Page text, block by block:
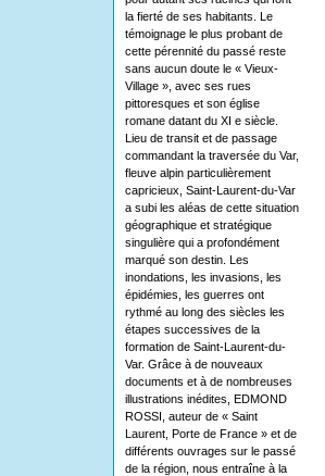
la fierté de ses habitants. Le
témoignage le plus probant de
cette pérennité du passé reste
sans aucun doute le « Vieux-
Village », avec ses rues
pittoresques et son église
romane datant du XI e siècle.
Lieu de transit et de passage
commandant la traversée du Var,
fleuve alpin particulièrement
capricieux, Saint-Laurent-du-Var
a subi les aléas de cette situation
géographique et stratégique
singulière qui a profondément
marqué son destin. Les
inondations, les invasions, les
épidémies, les guerres ont
rythmé au long des siècles les
étapes successives de la
formation de Saint-Laurent-du-
Var. Grâce à de nouveaux
documents et à de nombreuses
illustrations inédites, EDMOND
ROSSI, auteur de « Saint
Laurent, Porte de France » et de
différents ouvrages sur le passé
de la région, nous entraîne à la